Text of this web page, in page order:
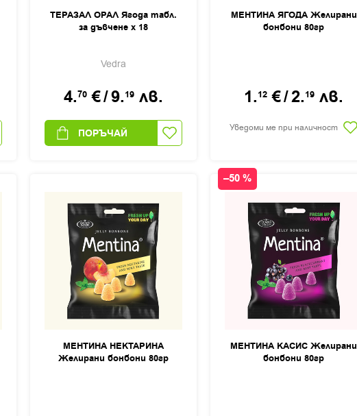
ТЕРАЗАЛ ОРАЛ Ягода табл.
за дъвчене х 18
Vedra
4.70 €/9.19 лв.
ПОРЪЧАЙ
МЕНТИНА ЯГОДА Желирани
бонбони 80гр
1.12 €/2.19 лв.
Уведоми ме при наличност
МЕНТИНА НЕКТАРИНА
Желирани бонбони 80гр
–50 %
МЕНТИНА КАСИС Желирани
бонбони 80гр